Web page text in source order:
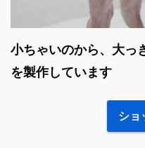
小ちゃいのから、大っ
を製作しています
ショ